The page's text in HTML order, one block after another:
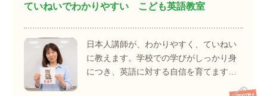
ていねいでわかりやすい こども英語教室
日本人講師が、わかりやすく、ていねい
に教えます。学校での学びがしっかり身
につき、英語に対する自信を育てます…